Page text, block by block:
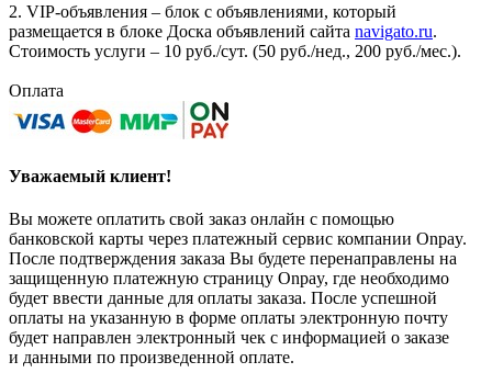
2. VIP-объявления – блок с объявлениями, который
размещается в блоке Доска объявлений сайта navigato.ru.
Стоимость услуги – 10 руб./сут. (50 руб./нед., 200 руб./мес.).
Оплата
Уважаемый клиент!
Вы можете оплатить свой заказ онлайн с помощью
банковской карты через платежный сервис компании Onpay.
После подтверждения заказа Вы будете перенаправлены на
защищенную платежную страницу Onpay, где необходимо
будет ввести данные для оплаты заказа. После успешной
оплаты на указанную в форме оплаты электронную почту
будет направлен электронный чек с информацией о заказе
и данными по произведенной оплате.